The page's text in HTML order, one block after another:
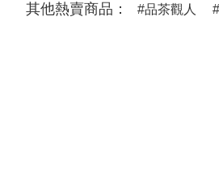
其他熱賣商品： 品茶觀人